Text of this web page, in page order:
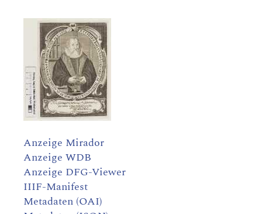
Anzeige Mirador
Anzeige WDB
Anzeige DFG-Viewer
IIIF-Manifest
Metadaten (OAI)